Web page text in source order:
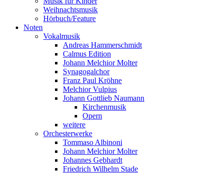
Weihnachtsmusik
Hörbuch/Feature
Noten
Vokalmusik
Andreas Hammerschmidt
Calmus Edition
Johann Melchior Molter
Synagogalchor
Franz Paul Kröhne
Melchior Vulpius
Johann Gottlieb Naumann
Kirchenmusik
Opern
weitere
Orchesterwerke
Tommaso Albinoni
Johann Melchior Molter
Johannes Gebhardt
Friedrich Wilhelm Stade